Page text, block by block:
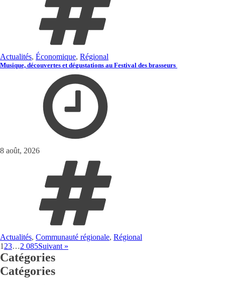
Actualités, Économique, Régional
Musique, découvertes et dégustations au Festival des brasseurs
8 août, 2026
Actualités, Communauté régionale, Régional
1 23…2 085Suivant »
Catégories
Catégories